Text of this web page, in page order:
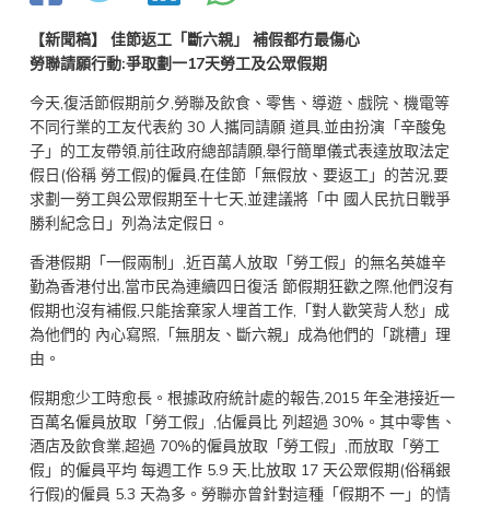
【新聞稿】 佳節返工「斷六親」 補假都冇最傷心
勞聯請願行動:爭取劃一17天勞工及公眾假期
今天,復活節假期前夕,勞聯及飲食、零售、導遊、戲院、機電等
不同行業的工友代表約 30 人攜同請願 道具,並由扮演「辛酸兔
子」的工友帶領,前往政府總部請願,舉行簡單儀式表達放取法定
假日(俗稱 勞工假)的僱員,在佳節「無假放、要返工」的苦況,要
求劃一勞工與公眾假期至十七天,並建議將「中 國人民抗日戰爭
勝利紀念日」列為法定假日。
香港假期「一假兩制」,近百萬人放取「勞工假」的無名英雄辛
勤為香港付出,當市民為連續四日復活 節假期狂歡之際,他們沒有
假期也沒有補假,只能捨棄家人埋首工作,「對人歡笑背人愁」成
為他們的 內心寫照,「無朋友、斷六親」成為他們的「跳槽」理
由。
假期愈少工時愈長。根據政府統計處的報告,2015 年全港接近一
百萬名僱員放取「勞工假」,佔僱員比 列超過 30%。其中零售、
酒店及飲食業,超過 70%的僱員放取「勞工假」,而放取「勞工
假」的僱員平均 每週工作 5.9 天,比放取 17 天公眾假期(俗稱銀
行假)的僱員 5.3 天為多。勞聯亦曾針對這種「假期不 一」的情